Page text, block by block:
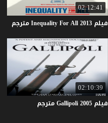
02:12:41
فيلم Inequality For All 2013 مترجم
02:10:39
فيلم Gallipoli 2005 مترجم